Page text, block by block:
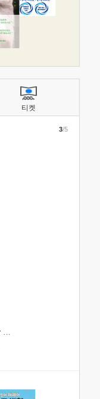
Inner Excellence: Train Your Mind for Extraordinary Performance and the Best Possible Life
3/5
티켓